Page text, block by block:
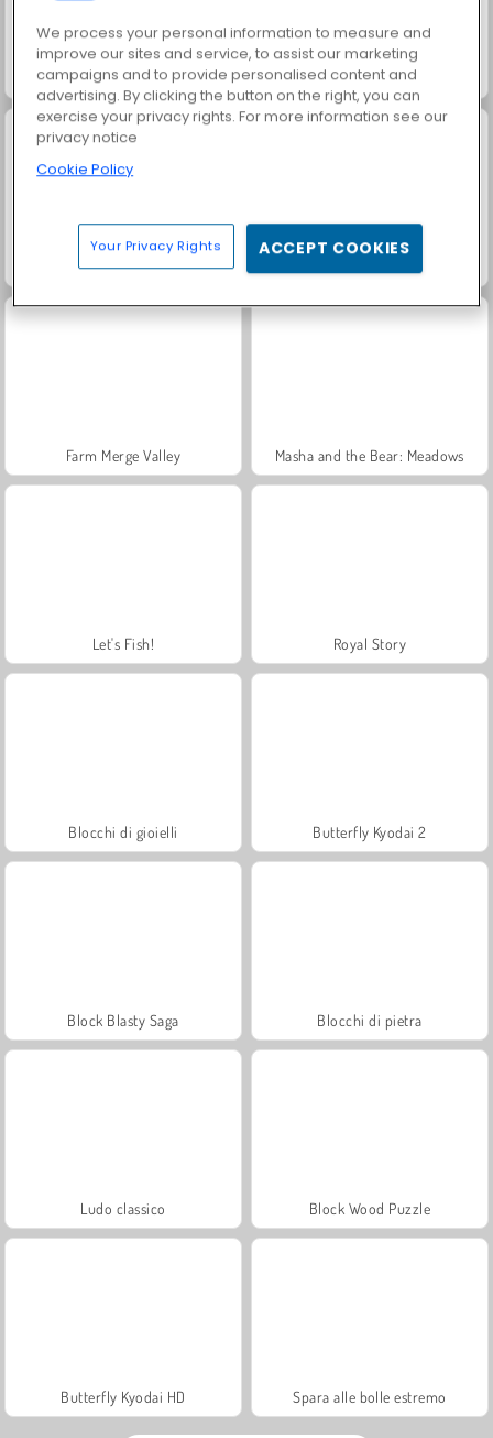
Grand Mahjong Connect Jewel Garden Story
Scala 40 Trollface Quest: USA 2
Farm Merge Valley Masha and the Bear: Meadows
Let's Fish! Royal Story
Blocchi di gioielli Butterfly Kyodai 2
Block Blasty Saga Blocchi di pietra
Ludo classico Block Wood Puzzle
Butterfly Kyodai HD Spara alle bolle estremo
We process your personal information to measure and
improve our sites and service, to assist our marketing
campaigns and to provide personalised content and
advertising. By clicking the button on the right, you can
exercise your privacy rights. For more information see our
privacy notice
Cookie Policy
Your Privacy Rights ACCEPT COOKIES